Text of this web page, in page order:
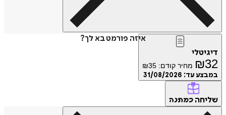
איזה פורמט בא לך?
דיגיטלי
₪32 מחיר קודם: ₪35
במבצע עד: 31/08/2026
שליחה כמתנה